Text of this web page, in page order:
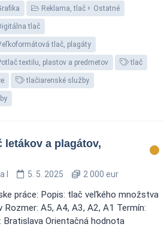
Reklama, tlač Ostatné
tlač
tlač, plagáty
textilu, plastov a predmetov tlač
tlačiarenské služby
letákov a plagátov,
I 5. 5. 2025 2 000 eur
práce: Popis: tlač veľkého množstva
Rozmer: A5, A4, A3, A2, A1 Termín:
Bratislava Orientačná hodnota